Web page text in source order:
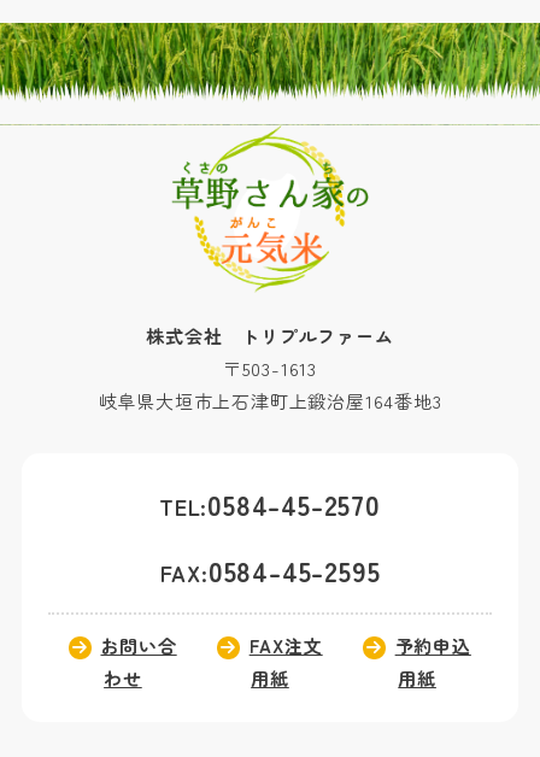
株式会社 トリプルファーム
〒503-1613
岐阜県大垣市上石津町上鍛治屋164番地3
TEL:0584-45-2570
FAX:0584-45-2595
お問い合
わせ
FAX注文
用紙
予約申込
用紙